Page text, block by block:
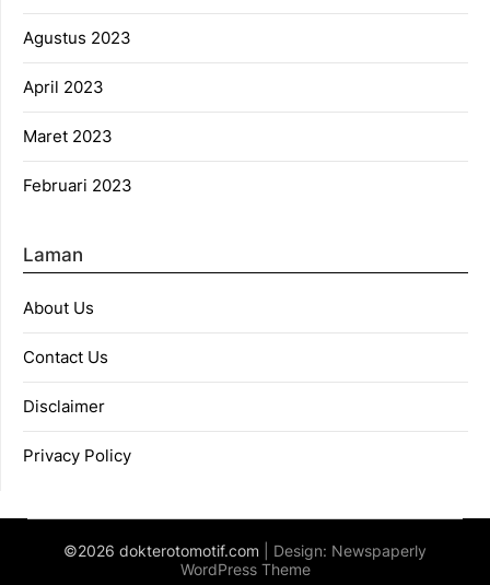
Agustus 2023
April 2023
Maret 2023
Februari 2023
Laman
About Us
Contact Us
Disclaimer
Privacy Policy
©2026 dokterotomotif.com | Design: Newspaperly
WordPress Theme